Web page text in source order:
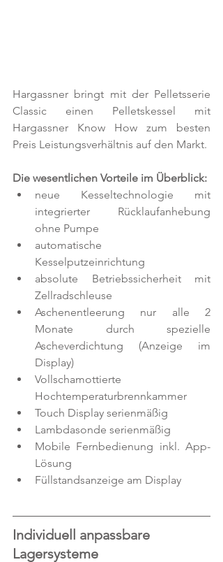
Hargassner bringt mit der Pelletsserie
Classic einen Pelletskessel mit
Hargassner Know How zum besten
Preis Leistungsverhältnis auf den Markt.
Die wesentlichen Vorteile im Überblick:
neue Kesseltechnologie mit
integrierter Rücklaufanhebung
ohne Pumpe
automatische
Kesselputzeinrichtung
absolute Betriebssicherheit mit
Zellradschleuse
Aschenentleerung nur alle 2
Monate durch spezielle
Ascheverdichtung (Anzeige im
Display)
Vollschamottierte
Hochtemperaturbrennkammer
Touch Display serienmäßig
Lambdasonde serienmäßig
Mobile Fernbedienung inkl. App-
Lösung
Füllstandsanzeige am Display
Individuell anpassbare
Lagersysteme